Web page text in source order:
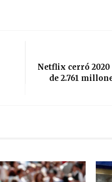
Netflix cerró
de 2.761